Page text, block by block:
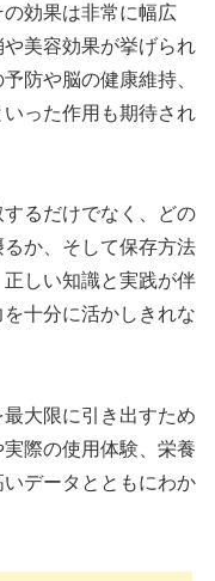
効果は非常に幅広
美容効果が挙げられ
防や脳の健康維持、
った作用も期待され
るだけでなく、どの
か、そして保存方法
しい知識と実践が伴
十分に活かしきれな
大限に引き出すため
際の使用体験、栄養
データとともにわか